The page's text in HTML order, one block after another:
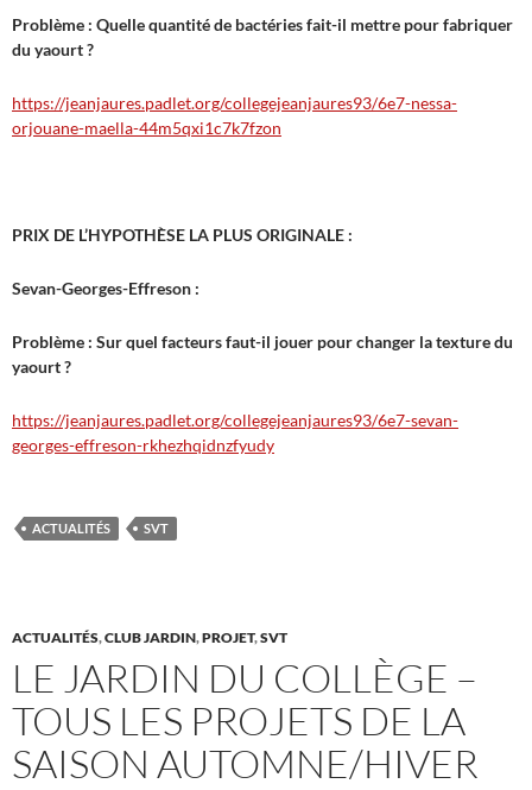
Problème : Quelle quantité de bactéries fait-il mettre pour fabriquer
du yaourt ?
https://jeanjaures.padlet.org/collegejeanjaures93/6e7-nessa-
orjouane-maella-44m5qxi1c7k7fzon
PRIX DE L’HYPOTHÈSE LA PLUS ORIGINALE :
Sevan-Georges-Effreson :
Problème : Sur quel facteurs faut-il jouer pour changer la texture du
yaourt ?
https://jeanjaures.padlet.org/collegejeanjaures93/6e7-sevan-
georges-effreson-rkhezhqidnzfyudy
ACTUALITÉS SVT
ACTUALITÉS,CLUB JARDIN,PROJET,SVT
LE JARDIN DU COLLÈGE –
TOUS LES PROJETS DE LA
SAISON AUTOMNE/HIVER